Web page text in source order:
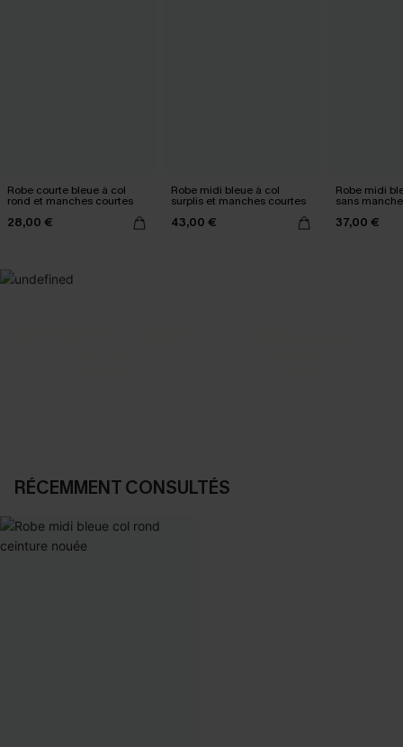
Robe courte bleue à col
rond et manches courtes
28,00 €
Robe midi bleue à col
surplis et manches courtes
43,00 €
Robe midi
sans
37,00 €
RÉCEMMENT CONSULTÉS